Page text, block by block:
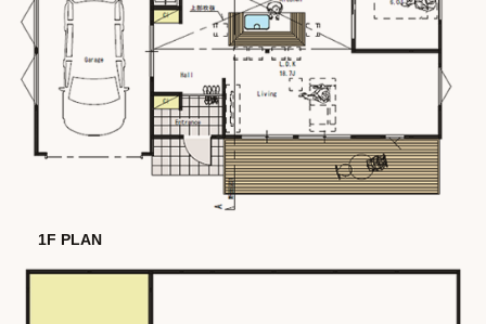
1F PLAN